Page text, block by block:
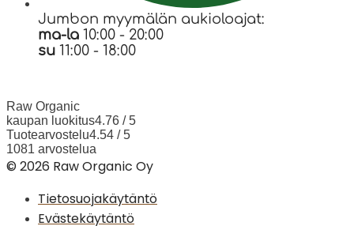
Jumbon myymälän aukioloajat:
ma-la 10:00 - 20:00
su 11:00 - 18:00
Raw Organic
kaupan luokitus4.76 / 5
Tuotearvostelu4.54 / 5
1081 arvostelua
© 2026 Raw Organic Oy
Tietosuojakäytäntö
Evästekäytäntö